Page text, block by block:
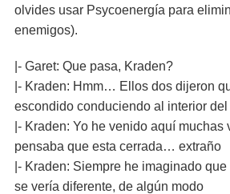
olvides usar Psycoenergía para
enemigos).
|- Garet: Que pasa, Kraden?
|- Kraden: Hmm… Ellos dos dijeron
escondido conduciendo al interior
|- Kraden: Yo he venido aquí muchas
pensaba que esta cerrada… extraño
|- Kraden: Siempre he imaginado
se vería diferente, de algún modo